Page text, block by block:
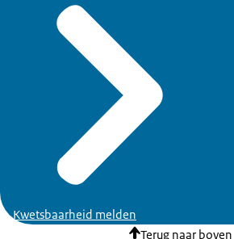
Kwetsbaarheid melden
Terug naar boven